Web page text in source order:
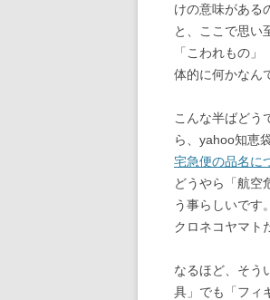
けの意味がある
と、ここで思い
「こわれもの
体的に何かなん
こんな半ばどう
ら、yahoo知恵
宅急便の品名に
どうやら「航空
う事らしいです。
クロネコヤマト
なるほど、そう
具」でも「フィ